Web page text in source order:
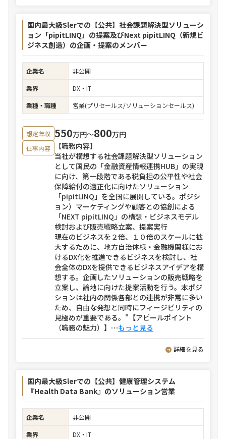
国内最大級Slerでの【公共】社会課題解決型ソリューシ
ョン「pipitLINQ」の提案及びNext pipitLINQ（新規ビ
ジネス創造）の企画・提案のメンバー
企業名
非公開
業界
DX・IT
業種・職種
営業(プリセールス/ソリューションセールス)
想定年収 550万円〜800万円
仕事内容
【職務内容】
当社が構想する社会課題解決型ソリューション
として国民の「金融資産情報連携HUB」の実現
に向け、第一段階である税負担の公平性や社会
保障給付の適正化に向けたソリューション
「pipitLINQ」を全国に展開している。ポジシ
ョン）マーケティングや顧客との協創による
「NEXT pipitLINQ」の構想・ビジネスモデル
検討および販売戦略立案、提案実行
現在のビジネスを２倍、１０倍のスケールに拡
大するために、地方自治体様・金融機関様にお
けるDX化を推進できるビジネスを検討し、社
会全体のDXを提供できるビジネスアイデアを構
想する。企画したソリューションの販売戦略を
立案し、論地に向けた提案活動を行う。本ポジ
ションは社内の関係各部との連携が非常に多い
ため、自由な発想と同時にフィージビリティの
見極めが重要である。"【アピールポイント
（職務の魅力）】 ⋯もっと見る
詳細を見る
国内最大級Slerでの【公共】健康管理システム
『Health Data Bank』のソリューション営業
企業名
非公開
業界
DX・IT